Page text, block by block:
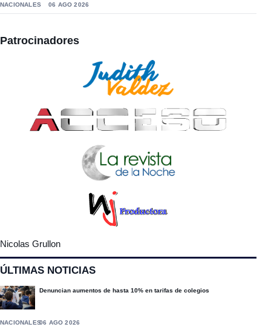
NACIONALES 06 AGO 2026
Patrocinadores
Nicolas Grullon
ÚLTIMAS NOTICIAS
Denuncian aumentos de hasta 10% en tarifas de colegios
NACIONALES06 AGO 2026